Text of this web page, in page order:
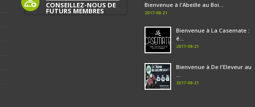
CONSEILLEZ-NOUS DE
FUTURS MEMBRES
Bienvenue à l'Abeille au Boi...
2017-08-21
Bienvenue à La Casemate :
é...
2017-08-21
Bienvenue à De l'Eleveur au
...
2017-08-21